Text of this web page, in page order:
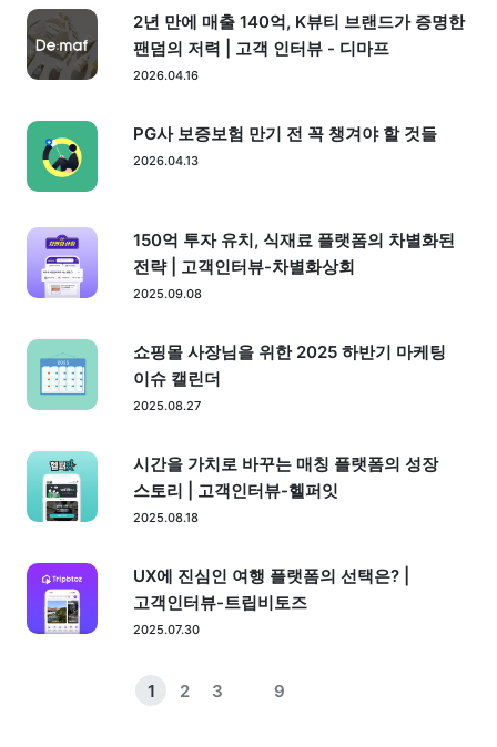
2년 만에 매출 140억, K뷰티 브랜드가 증명한
팬덤의 저력 | 고객 인터뷰 - 디마프
2026.04.16
PG사 보증보험 만기 전 꼭 챙겨야 할 것들
2026.04.13
150억 투자 유치, 식재료 플랫폼의 차별화된
전략 | 고객인터뷰-차별화상회
2025.09.08
쇼핑몰 사장님을 위한 2025 하반기 마케팅
이슈 캘린더
2025.08.27
시간을 가치로 바꾸는 매칭 플랫폼의 성장
스토리 | 고객인터뷰-헬퍼잇
2025.08.18
UX에 진심인 여행 플랫폼의 선택은? |
고객인터뷰-트립비토즈
2025.07.30
1 2 3 9